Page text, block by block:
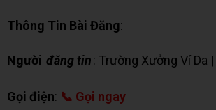
Thông Tin Bài Đăng:
Người đăng tin: Trường Xưởng Ví Da |
Gọi điện: 📞 Gọi ngay